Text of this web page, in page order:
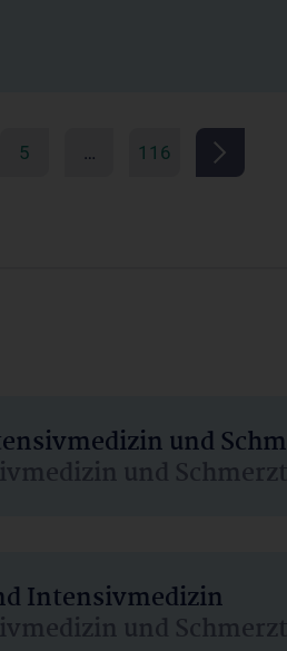
5 … 116
und
und
Intensivmedizin
und